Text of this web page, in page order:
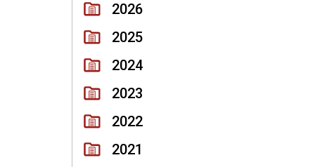
2026
2025
2024
2023
2022
2021